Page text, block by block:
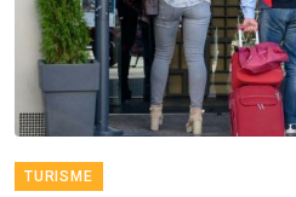
TURISME